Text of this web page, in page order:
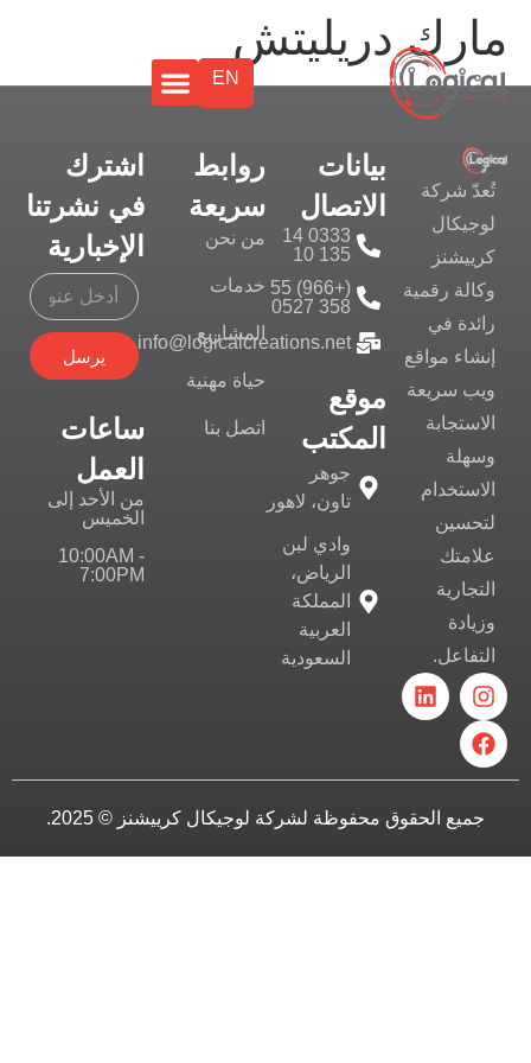
EN
مارك دريليتش
تُعدّ شركة
لوجيكال
كرييشنز
وكالة رقمية
رائدة في
إنشاء مواقع
ويب سريعة
الاستجابة
وسهلة
الاستخدام
لتحسين
علامتك
التجارية
وزيادة
التفاعل.
بيانات
الاتصال
0333 14
135 10
(+966) 55
358 0527
info@logicalcreations.net
موقع
المكتب
جوهر
تاون، لاهور
وادي لبن
الرياض،
المملكة
العربية
السعودية
روابط
سريعة
من نحن
خدمات
المشاريع
حياة مهنية
اتصل بنا
اشترك
في نشرتنا
الإخبارية
يرسل
ساعات
العمل
من الأحد إلى
الخميس
10:00AM -
7:00PM
جميع الحقوق محفوظة لشركة لوجيكال كرييشنز © 2025.